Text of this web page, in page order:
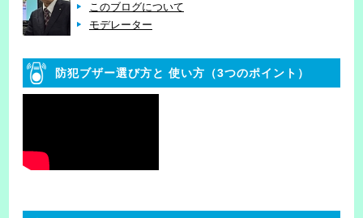
このブログについて
モデレーター
防犯ブザー選び方と 使い方（3つのポイント）